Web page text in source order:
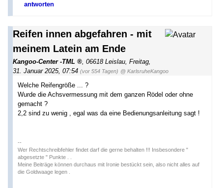
antworten
Reifen innen abgefahren - mit
meinem Latein am Ende
Kangoo-Center -TML , 06618 Leislau, Freitag,
31. Januar 2025, 07:54 (vor 554 Tagen) @ KarlsruheKangoo
Welche Reifengröße ... ?
Wurde die Achsvermessung mit dem ganzen Rödel oder ohne
gemacht ?
2,2 sind zu wenig , egal was da eine Bedienungsanleitung sagt !
--
Wer Rechtschreibfehler findet darf die gerne behalten !!! Insbesondere "
abgesetzte " Punkte . .
Meine Beiträge können durchaus mit Ironie bestückt sein, also nicht alles auf
die Goldwaage legen .